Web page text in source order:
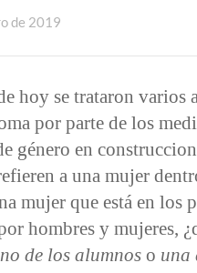
de 2019
hoy se trataron varios
por parte de los
género en
a una mujer
mujer que está en los
hombres y mujeres,
de los alumnos o una